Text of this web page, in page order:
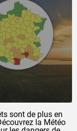
sont de plus en
la Météo